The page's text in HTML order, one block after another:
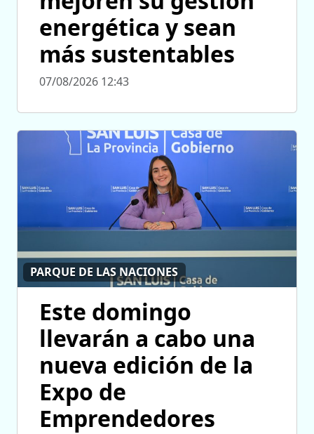
energética y sean
más sustentables
07/08/2026 12:43
PARQUE DE LAS NACIONES
Este domingo
llevarán a cabo una
nueva edición de la
Expo de
Emprendedores